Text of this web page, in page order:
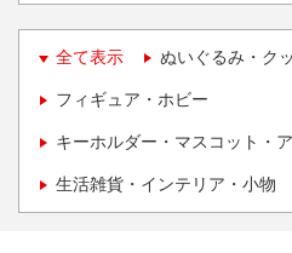
全て表示 ぬいぐるみ・ク
フィギュア・ホビー
キーホルダー・マスコット・
生活雑貨・インテリア・小物